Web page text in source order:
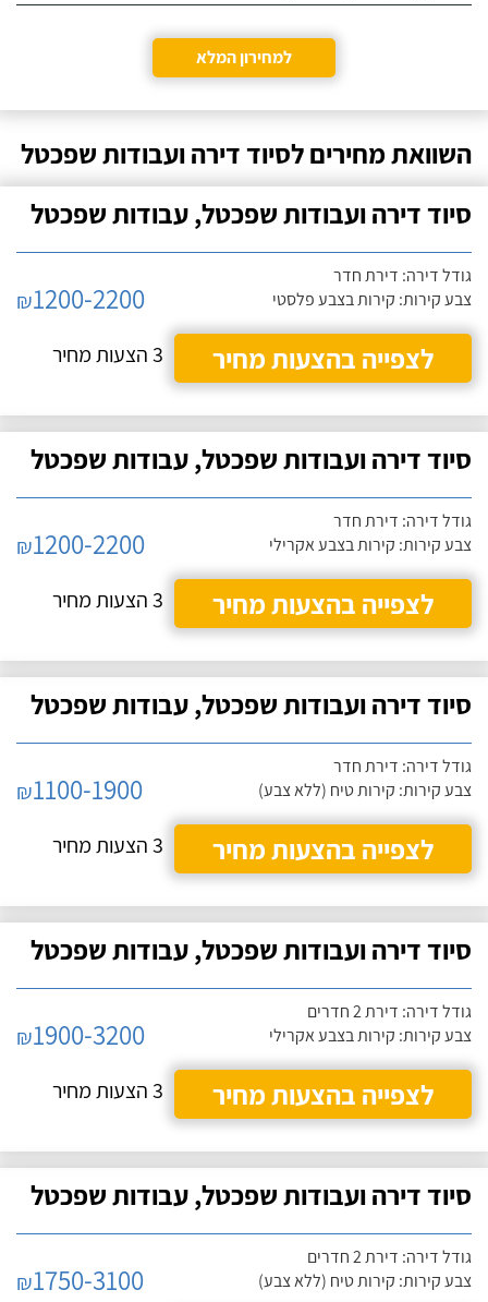
אפריים שיפוצים
לפרטי העסק
אפריים והצוות שלו התחיל
לפני 4 שנים כאשר הם
האמבטיות ולצבוע את
הייתה לנו רטיבות בבית
רף מים כדי למנוע את
חדירתם.
חייג עכשיו
למחירון המלא
השוואת מחירים לסיוד דירה ועבודות שפכטל
סיוד דירה ועבודות שפכטל, עבודות שפכטל
גודל דירה: דירת חדר
צבע קירות: קירות בצבע פלסטי
₪1200-2200
לצפייה בהצעות מחיר
3 הצעות מחיר
סיוד דירה ועבודות שפכטל, עבודות שפכטל
גודל דירה: דירת חדר
צבע קירות: קירות בצבע אקרילי
₪1200-2200
לצפייה בהצעות מחיר
3 הצעות מחיר
סיוד דירה ועבודות שפכטל, עבודות שפכטל
גודל דירה: דירת חדר
צבע קירות: קירות טיח (ללא צבע)
₪1100-1900
לצפייה בהצעות מחיר
3 הצעות מחיר
סיוד דירה ועבודות שפכטל, עבודות שפכטל
גודל דירה: דירת 2 חדרים
צבע קירות: קירות בצבע אקרילי
₪1900-3200
לצפייה בהצעות מחיר
3 הצעות מחיר
סיוד דירה ועבודות שפכטל, עבודות שפכטל
גודל דירה: דירת 2 חדרים
צבע קירות: קירות טיח (ללא צבע)
₪1750-3100